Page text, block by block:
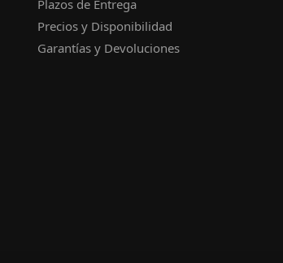
Plazos de Entrega
Precios y Disponibilidad
Garantías y Devoluciones